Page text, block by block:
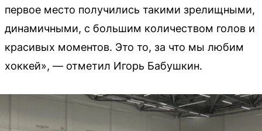
первое место получились такими зрелищными,
динамичными, с большим количеством голов и
красивых моментов. Это то, за что мы любим
хоккей», — отметил Игорь Бабушкин.